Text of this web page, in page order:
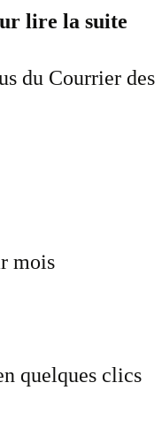
lire la suite
du Courrier des
mois
quelques clics